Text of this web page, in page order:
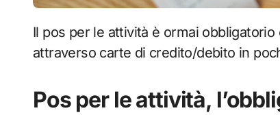
Il pos per le attività è ormai obbligatorio e permette ai clienti di pagare in maniera sicura
attraverso carte di credito/debito in
Pos per le attività,